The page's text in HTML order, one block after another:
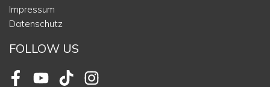
Impressum
Datenschutz
FOLLOW US
FacebookYoutubeTikTokInstagram